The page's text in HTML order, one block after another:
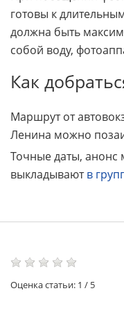
готовы к
должна быть
собой воду,
Как
Маршрут от
Ленина можно
Точные даты,
выкладываютв
Оценка статьи: 1 / 5